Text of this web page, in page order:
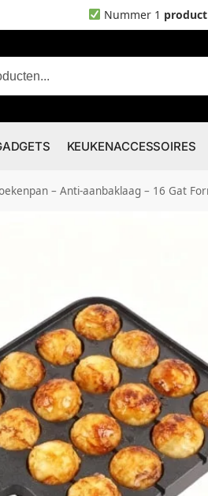
Nummer 1 product
KEUKENACCESSOIRES
– Anti-aanbaklaag – 16 Gat